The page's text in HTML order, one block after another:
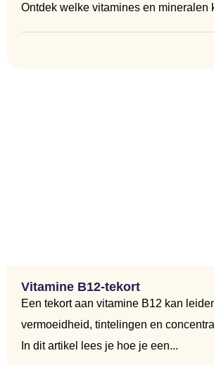
Ontdek welke vitamines en mineralen
Vitamine B12-tekort
Een tekort aan vitamine B12 kan
vermoeidheid, tintelingen en
In dit artikel lees je hoe je een...